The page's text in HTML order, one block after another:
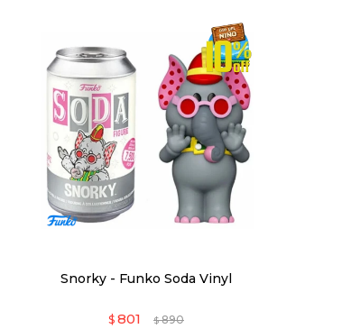
Snorky - Funko Soda Vinyl
$ 801 $ 890